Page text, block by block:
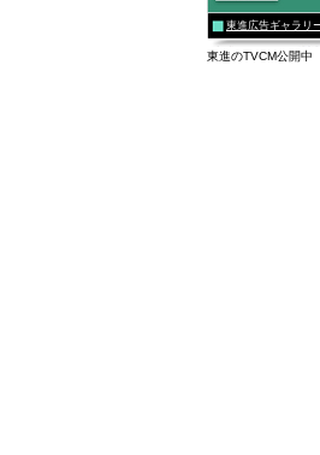
東進広告ギャラリ
東進のTVCM公開中